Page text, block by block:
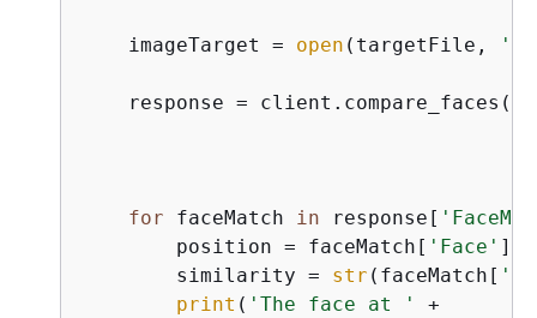
    imageTarget =
open (targetFile,
response =
for faceMatch in response[
        position = faceMatch[
'Face' ][
        similarity =
str (faceMatch[
print ( 'The face at '
+